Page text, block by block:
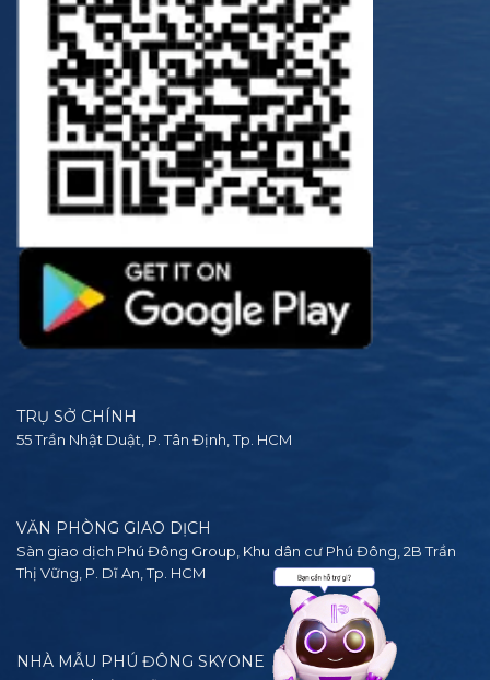
TRỤ SỞ CHÍNH
55 Trần Nhật Duật, P. Tân Định, Tp. HCM
VĂN PHÒNG GIAO DỊCH
Sàn giao dịch Phú Đông Group, Khu dân cư Phú Đông, 2B Trần
Thị Vững, P. Dĩ An, Tp. HCM
NHÀ MẪU PHÚ ĐÔNG SKYONE